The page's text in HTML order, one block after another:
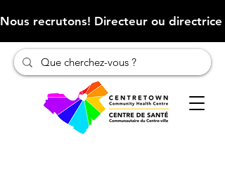
Nous recrutons! Directeur ou